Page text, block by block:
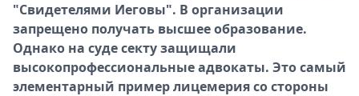
"Свидетелями Иеговы". В организации
запрещено получать высшее образование.
Однако на суде секту защищали
высокопрофессиональные адвокаты. Это самый
элементарный пример лицемерия со стороны